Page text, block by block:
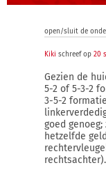
open/sluit de
Kiki schreef op 20
Gezien de
5-2 of 5-3-2
3-5-2
goed
hetzelfde
rechtsachter).